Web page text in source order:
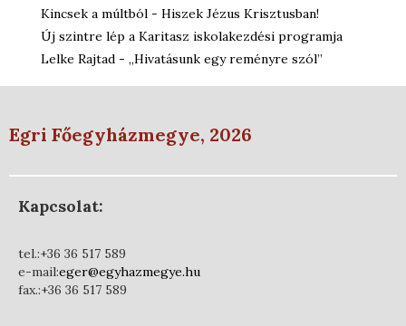
Kincsek a múltból - Hiszek Jézus Krisztusban!
Új szintre lép a Karitasz iskolakezdési programja
Lelke Rajtad - „Hivatásunk egy reményre szól”
Egri Főegyházmegye, 2026
Kapcsolat:
tel.:+36 36 517 589
e-mail:eger@egyhazmegye.hu
fax.:+36 36 517 589